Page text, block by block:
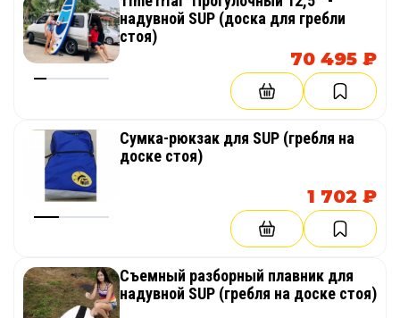
надувной SUP (доска для гребли
стоя)
70 495 ₽
Сумка-рюкзак для SUP (гребля на
доске стоя)
1 702 ₽
Съемный разборный плавник для
надувной SUP (гребля на доске стоя)